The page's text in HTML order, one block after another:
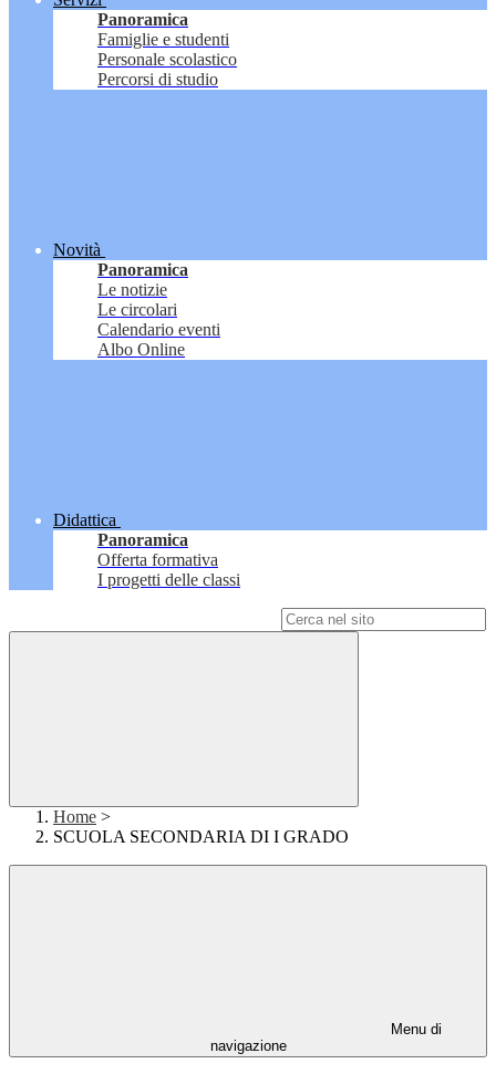
Panoramica
Famiglie e studenti
Personale scolastico
Percorsi di studio
Novità
Panoramica
Le notizie
Le circolari
Calendario eventi
Albo Online
Didattica
Panoramica
Offerta formativa
I progetti delle classi
Home >
SCUOLA SECONDARIA DI I GRADO
Menu di
navigazione